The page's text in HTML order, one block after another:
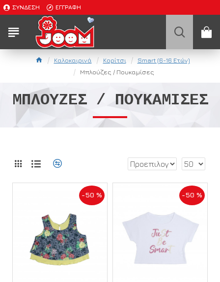
ΣΎΝΔΕΣΗ ΕΓΓΡΑΦΉ
Καλοκαιρινά Κορίτσι
Smart (6-16 Ετών)
Μπλούζες / Πουκαμίσες
ΜΠΛΟΎΖΕΣ / ΠΟΥΚΑΜΊΣΕΣ
-50 % -50 %